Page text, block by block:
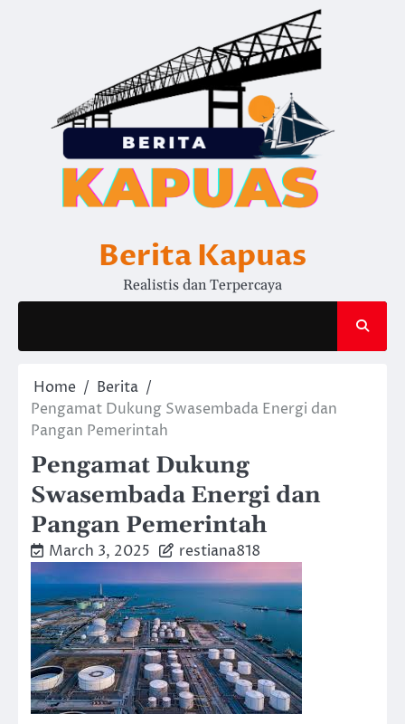
Berita Kapuas
Realistis dan Terpercaya
Home
Berita
Pengamat Dukung Swasembada Energi dan
Pangan Pemerintah
Pengamat Dukung
Swasembada Energi dan
Pangan Pemerintah
March 3, 2025 restiana818